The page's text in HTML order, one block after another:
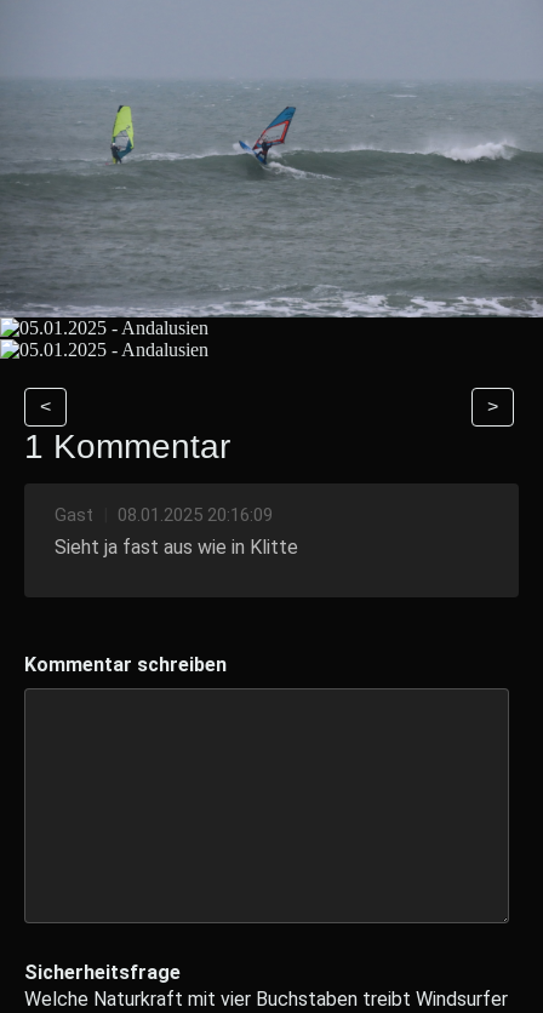
< >
1 Kommentar
Gast 08.01.2025 20:16:09
Sieht ja fast aus wie in Klitte
Kommentar schreiben
Sicherheitsfrage
Welche Naturkraft mit vier Buchstaben treibt Windsurfer